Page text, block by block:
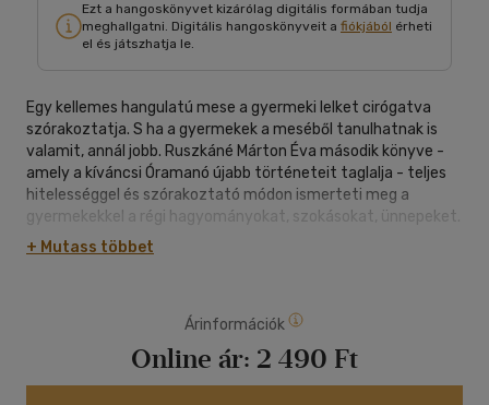
Ezt a hangoskönyvet kizárólag digitális formában tudja
meghallgatni. Digitális hangoskönyveit a fiókjából érheti
el és játszhatja le.
Egy kellemes hangulatú mese a gyermeki lelket cirógatva
szórakoztatja. S ha a gyermekek a meséből tanulhatnak is
valamit, annál jobb. Ruszkáné Márton Éva második könyve -
amely a kíváncsi Óramanó újabb történeteit taglalja - teljes
hitelességgel és szórakoztató módon ismerteti meg a
gyermekekkel a régi hagyományokat, szokásokat, ünnepeket.
A főhősben, a kalandvágyó, felfedező, tudásra szomjazó és
kíváncsi óramanóban minden gyermek magára ismerhet. A
őszi hónapok szépségeiről is, kellemes hangulatúak. A
meséhez pompásan illeszkedő rajzokat Sándor Erzsébet
+ Mutass többet
Árinformációk
Online ár: 2 490 Ft